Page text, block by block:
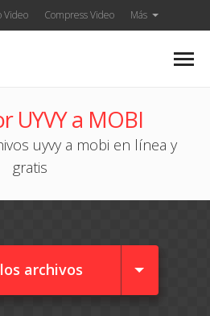
Video Compress Video Más
UYVY a MOBI
uyvy a mobi en línea y
gratis
archivos